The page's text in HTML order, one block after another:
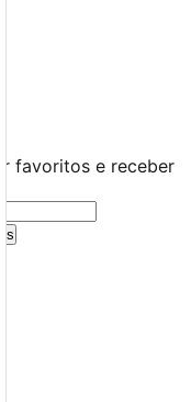
favoritos e receber